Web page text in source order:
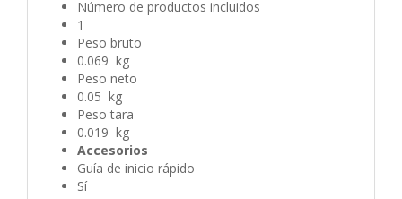
Número de productos incluidos
1
Peso bruto
0.069 kg
Peso neto
0.05 kg
Peso tara
0.019 kg
Accesorios
Guía de inicio rápido
Sí